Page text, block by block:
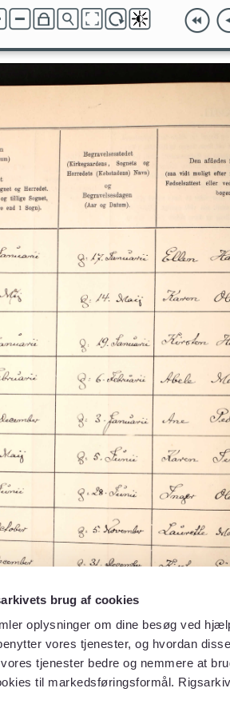
brug af cookies
oplysninger om dine besøg ved
vores tjenester, og hvordan
tjenester bedre og nemmere at
til markedsføringsformål.